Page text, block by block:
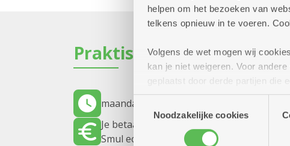
helpen om het bezoeken van
telkens opnieuw in te voeren.
Volgens de wet mogen wij
kan je niet weigeren. Voor
geplaatst door derde partijen die
(geanonimiseerd) gebruik van
combineren met andere
Toestemmingsselectie
Noodzakelijke cookies
Praktisch
maandag 21 september 2026
Je betaalt 1 euro per spel.
Smul eclairs: 3,50 euro